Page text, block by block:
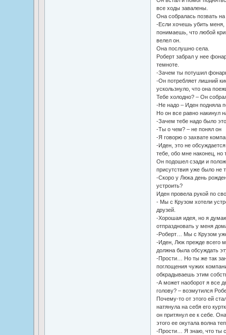
все ходы завалены.
Она собралась позвать
-Если хочешь убить
понимаешь, что любой
велел он.
Она послушно села.
Роберт забрал у нее
темноте.
-Зачем ты потушил
-Он потребляет лишний
ускользнуло, что она
Тебе холодно? – Он
-Не надо – Иден подняла
Но он все равно накинул
-Зачем тебе надо было
-Ты о чем? – не понял он
-Я говорю о захвате
-Иден, это не
тебе, обо мне наконец, но
Он подошел сзади и
присутствия уже было не
-Скоро у Люка день
устроить?
Иден провела рукой по
- Мы с Крузом хотели
друзей.
-Хорошая идея, но я
отпраздновать у меня
-Роберт… Мы с Крузом
-Иден, Люк прежде всего
должна была обсуждать
-Прости… Но ты же так
поглощения чужих
обкрадываешь этим
-А может наоборот я все
голову? – возмутился
Почему-то от этого ей
натянула на себя его
он притянул ее к себе.
этого ее окутала волна
-Прости… Я знаю, что ты